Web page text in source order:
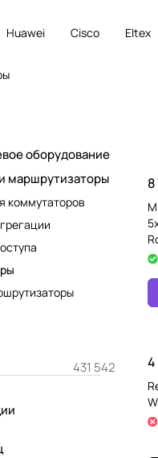
Huawei Cisco Eltex
8
4
оборудование
маршрутизаторы
коммутаторов